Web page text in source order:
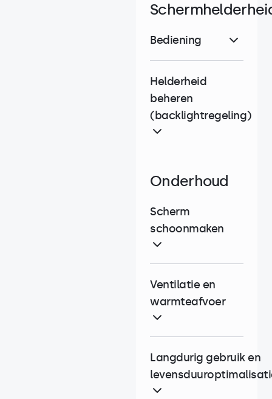
Bediening
Helderheid
beheren
(backlightregeling)
Onderhoud
Scherm
schoonmaken
Ventilatie en
warmteafvoer
Langdurig gebruik en